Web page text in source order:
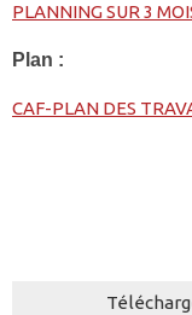
PLANNING SUR 3
Plan :
CAF-PLAN DES